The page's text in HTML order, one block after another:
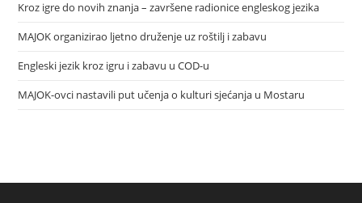
Kroz igre do novih znanja – završene radionice engleskog jezika
MAJOK organizirao ljetno druženje uz roštilj i zabavu
Engleski jezik kroz igru i zabavu u COD-u
MAJOK-ovci nastavili put učenja o kulturi sjećanja u Mostaru